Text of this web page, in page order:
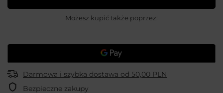
Możesz kupić także poprzez:
Darmowa i szybka dostawa od 50,00 PLN
Bezpieczne zakupy